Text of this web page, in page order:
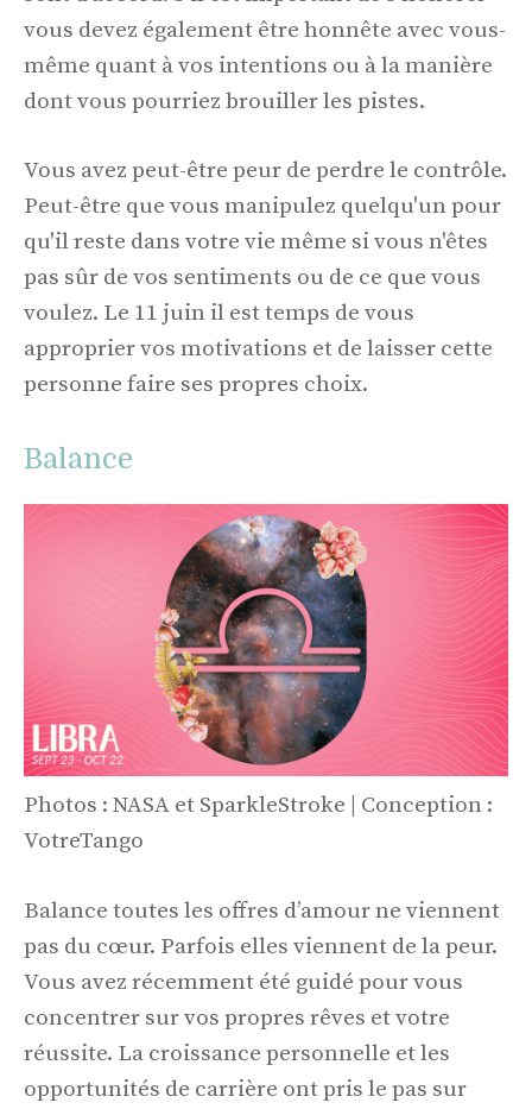
vous devez également être honnête avec vous-
même quant à vos intentions ou à la manière
dont vous pourriez brouiller les pistes.
Vous avez peut-être peur de perdre le contrôle.
Peut-être que vous manipulez quelqu'un pour
qu'il reste dans votre vie même si vous n'êtes
pas sûr de vos sentiments ou de ce que vous
voulez. Le 11 juin il est temps de vous
approprier vos motivations et de laisser cette
personne faire ses propres choix.
Balance
Photos : NASA et SparkleStroke | Conception :
VotreTango
Balance toutes les offres d’amour ne viennent
pas du cœur. Parfois elles viennent de la peur.
Vous avez récemment été guidé pour vous
concentrer sur vos propres rêves et votre
réussite. La croissance personnelle et les
opportunités de carrière ont pris le pas sur